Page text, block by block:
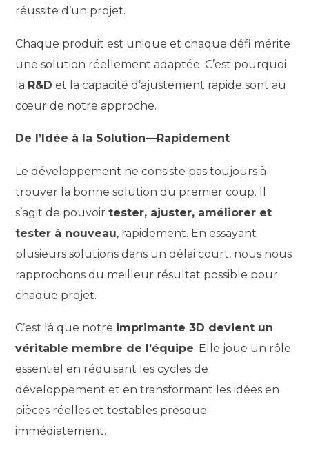
réussite d’un projet.
Chaque produit est unique et chaque défi mérite
une solution réellement adaptée. C’est pourquoi
la R&D et la capacité d’ajustement rapide sont au
cœur de notre approche.
De l’Idée à la Solution—Rapidement
Le développement ne consiste pas toujours à
trouver la bonne solution du premier coup. Il
s’agit de pouvoirtester, ajuster, améliorer et
tester à nouveau, rapidement. En essayant
plusieurs solutions dans un délai court, nous nous
rapprochons du meilleur résultat possible pour
chaque projet.
C’est là que notre imprimante 3D devient un
véritable membre de l’équipe. Elle joue un rôle
essentiel en réduisant les cycles de
développement et en transformant les idées en
pièces réelles et testables presque
immédiatement.